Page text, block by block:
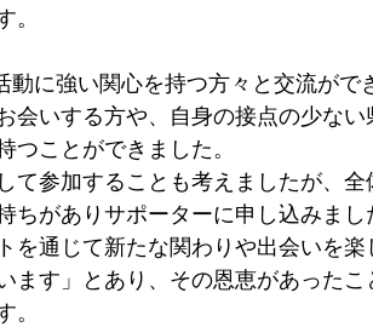
。
に強い関心を持つ方々と交流がで
会いする方や、自身の接点の少ない
つことができました。
て参加することも考えましたが、全
ちがありサポーターに申し込みまし
を通じて新たな関わりや出会いを楽
ます」とあり、その恩恵があったこ
。